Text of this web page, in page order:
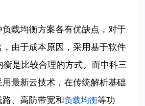
载均衡方案各有优缺点，对于
由于成本原因，采用基于软件
衡是比较合理的方式。而中科三
最新云技术，在传统解析基础
、高防带宽和负载均衡等功